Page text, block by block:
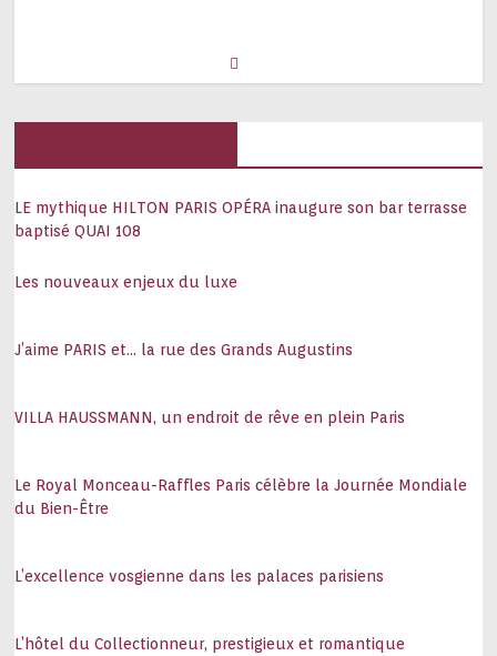
LE mythique HILTON PARIS OPÉRA inaugure son bar terrasse
baptisé QUAI 108
Les nouveaux enjeux du luxe
J’aime PARIS et… la rue des Grands Augustins
VILLA HAUSSMANN, un endroit de rêve en plein Paris
Le Royal Monceau-Raffles Paris célèbre la Journée Mondiale
du Bien-Être
L’excellence vosgienne dans les palaces parisiens
L’hôtel du Collectionneur, prestigieux et romantique